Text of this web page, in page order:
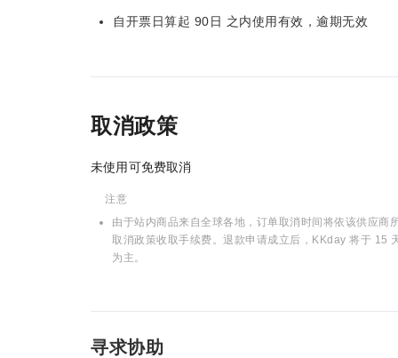
自开票日算起 90日 之内使用有效，逾期无效
取消政策
未使用可免费取消
注意
由于站内商品来自全球各地，订单取消时间将依该供应
取消政策收取手续费。退款申请成立后，KKday 将于 15
为主。
寻求协助